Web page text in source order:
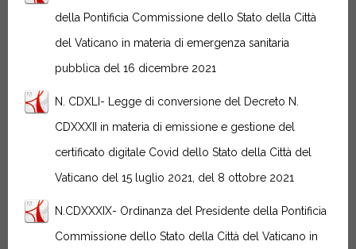
della Pontificia Commissione dello Stato della Città
del Vaticano in materia di emergenza sanitaria
pubblica del 16 dicembre 2021
N. CDXLI- Legge di conversione del Decreto N.
CDXXXII in materia di emissione e gestione del
certificato digitale Covid dello Stato della Città del
Vaticano del 15 luglio 2021, del 8 ottobre 2021
N.CDXXXIX- Ordinanza del Presidente della Pontificia
Commissione dello Stato della Città del Vaticano in